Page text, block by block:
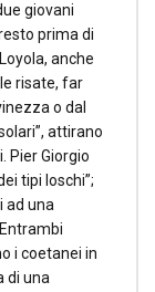
giovani
prima di
anche
risate, far
o dal
attirano
Pier Giorgio
tipi loschi”;
ad una
i coetanei in
di una